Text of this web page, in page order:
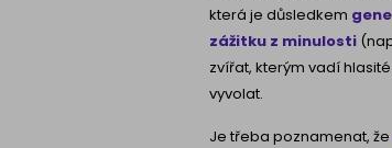
která je důsledkem
zážitku z minulosti
zvířat, kterým vadí
vyvolat.
Je třeba poznamenat, že